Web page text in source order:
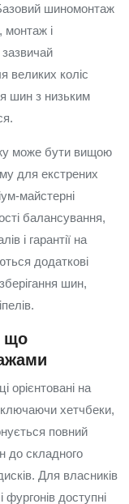
Базовий шиномонтаж
монтаж і
великих коліс
шин з низьким
може бути вищою
для екстрених
майстерні
балансування,
і гарантії на
додаткові
шин,
що
орієнтовані на
хетчбеки,
повний
до складного
Для власників
доступні